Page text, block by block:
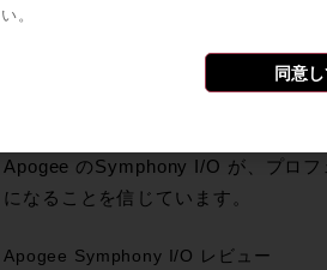
品でありながら、マイクプリアンプ
このような意味深い過程を経て、
は、数分おきに変化していきます。
Apogee のSymphony I/O が、プロ
になることを信じています。
Apogee Symphony I/O レビュー
い。
同意